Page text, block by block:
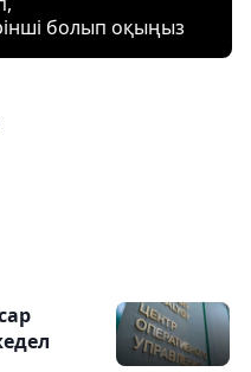
болып оқыңыз